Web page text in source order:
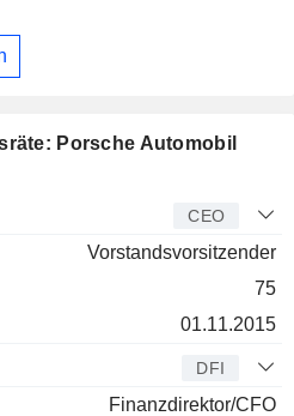
Porsche Automobil
CEO
Vorstandsvorsitzender
75
01.11.2015
DFI
Finanzdirektor/CFO